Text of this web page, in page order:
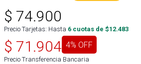
$ 74.900
Precio Tarjetas: Hasta 6 cuotas de $12.483
$ 71.904 4% OFF
Precio Transferencia Bancaria